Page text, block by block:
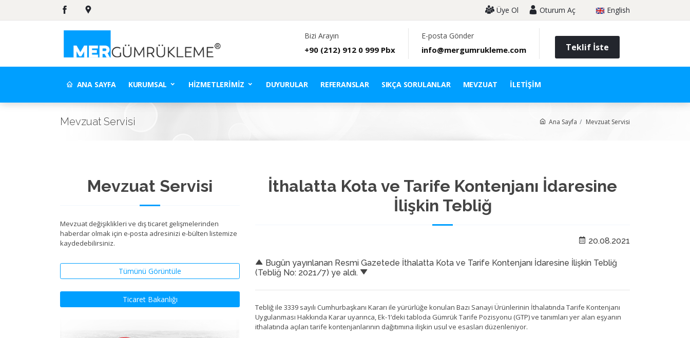
Üye Ol Oturum Aç English
Bizi Arayın
+90 (212) 912 0 999 Pbx
E-posta Gönder
info@mergumrukleme.com Teklif İste
ANA SAYFA KURUMSAL HIZMETLERIMIZ DUYURULAR REFERANSLAR SIKÇA SORULANLAR MEVZUAT İLETIŞIM
Mevzuat Servisi Ana Sayfa Mevzuat Servisi
Mevzuat Servisi
Mevzuat değişiklikleri ve dış ticaret gelişmelerinden
haberdar olmak için e-posta adresinizi e-bülten listemize
kaydedebilirsiniz.
Tümünü Görüntüle
Ticaret Bakanlığı
İthalatta Kota ve Tarife Kontenjanı İdaresine
İlişkin Tebliğ
20.08.2021
Bugün yayınlanan Resmi Gazetede İthalatta Kota ve Tarife Kontenjanı İdaresine İlişkin Tebliğ
(Tebliğ No: 2021/7) ye aldı.
Tebliğ ile 3339 sayılı Cumhurbaşkanı Kararı ile yürürlüğe konulan Bazı Sanayi Ürünlerinin İthalatında Tarife Kontenjanı
Uygulanması Hakkında Karar uyarınca, Ek-1’deki tabloda Gümrük Tarife Pozisyonu (GTP) ve tanımları yer alan eşyanın
ithalatında açılan tarife kontenjanlarının dağıtımına ilişkin usul ve esasları düzenleniyor.